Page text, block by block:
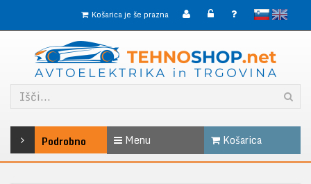
slovenskoEnglish
Košarica je še prazna
Podrobno Menu Košarica